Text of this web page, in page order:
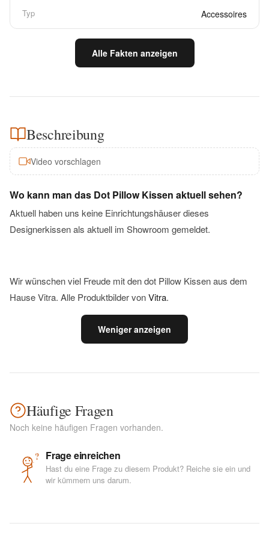
Typ Accessoires
Alle Fakten anzeigen
Beschreibung
Video vorschlagen
Wo kann man das Dot Pillow Kissen aktuell sehen?
Aktuell haben uns keine Einrichtungshäuser dieses
Designerkissen als aktuell im Showroom gemeldet.
Wir wünschen viel Freude mit den dot Pillow Kissen aus dem
Hause Vitra. Alle Produktbilder vonVitra.
Weniger anzeigen
Häufige Fragen
Noch keine häufigen Fragen vorhanden.
? Frage einreichen
Hast du eine Frage zu diesem Produkt? Reiche sie ein und
wir kümmern uns darum.